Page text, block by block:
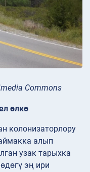
Commons
өлкө
колонизаторлору
алып
узак тарыхка
эң ири